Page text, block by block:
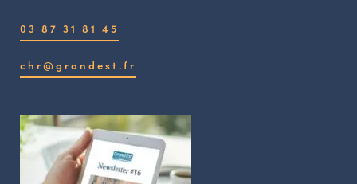
03 87 31 81 45
chr@grandest.fr